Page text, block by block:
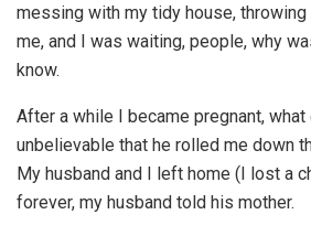
messing with my tidy house,
me, and I was waiting, people, why
know.
After a while I became pregnant,
unbelievable that he rolled me down
My husband and I left home (I lost a
forever, my husband told his mother.